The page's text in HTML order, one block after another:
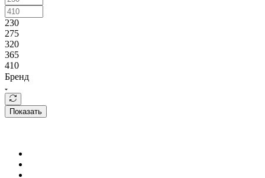
230
275
320
365
410
Бренд
Показать